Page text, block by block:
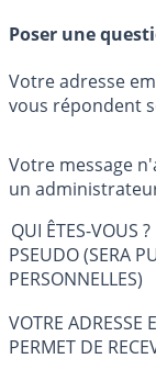
Poser une
Votre adresse
vous répondent
Votre message
un
QUI ÊTES-VOUS ?
PSEUDO (SERA
PERSONNELLES)
VOTRE ADRESSE
PERMET DE